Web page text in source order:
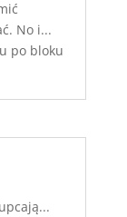
No i...
po bloku